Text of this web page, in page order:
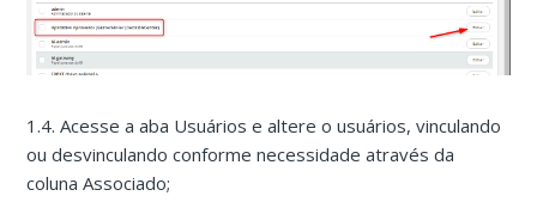
1.4. Acesse a aba Usuários e altere o usuários, vinculando
ou desvinculando conforme necessidade através da
coluna Associado;